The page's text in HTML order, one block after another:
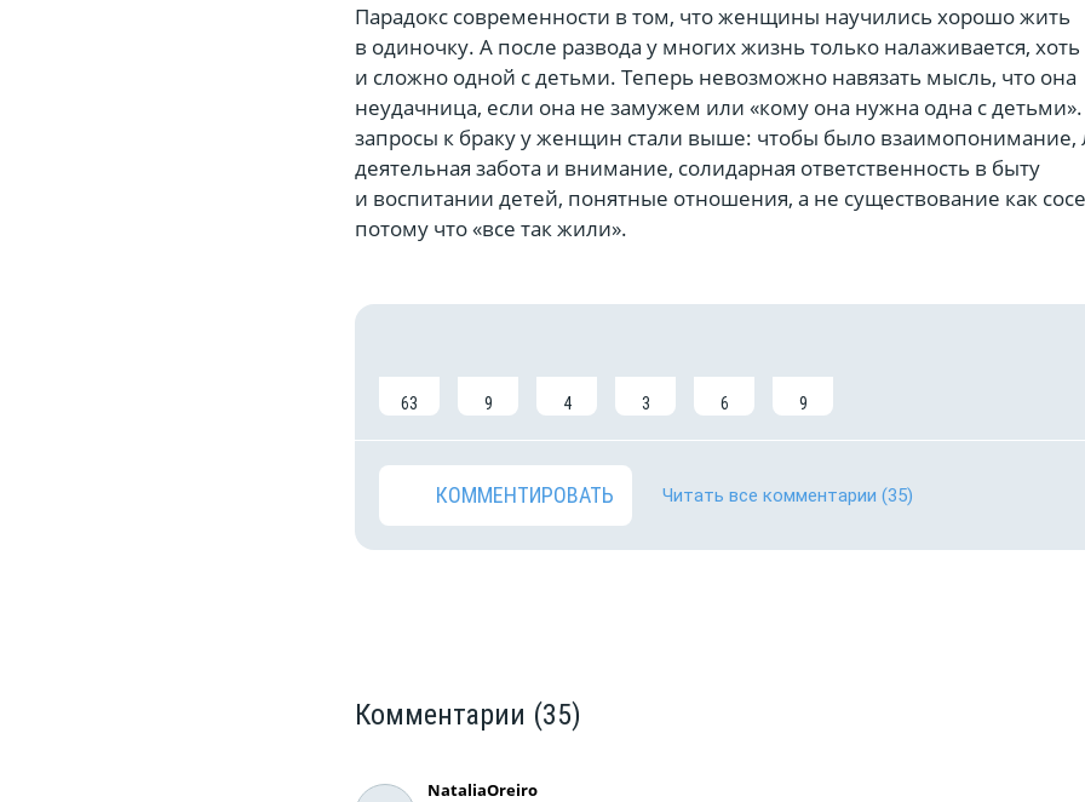
Парадокс современности в том, что женщины научились хорошо жить
в одиночку. А после развода у многих жизнь только налаживается, хоть
и сложно одной с детьми. Теперь невозможно навязать мысль, что она
неудачница, если она не замужем или «кому она нужна одна с детьми».
запросы к браку у женщин стали выше: чтобы было взаимопонимание,
деятельная забота и внимание, солидарная ответственность в быту
и воспитании детей, понятные отношения, а не существование как
потому что «все так жили».
63 9 4 3 6 9
КОММЕНТИРОВАТЬ Читать все комментарии (35)
Комментарии (35)
NataliaOreiro